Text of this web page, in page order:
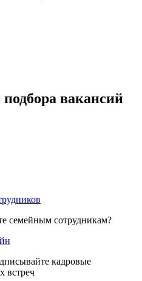
вакансий
семейным сотрудникам?
кадровые
встреч